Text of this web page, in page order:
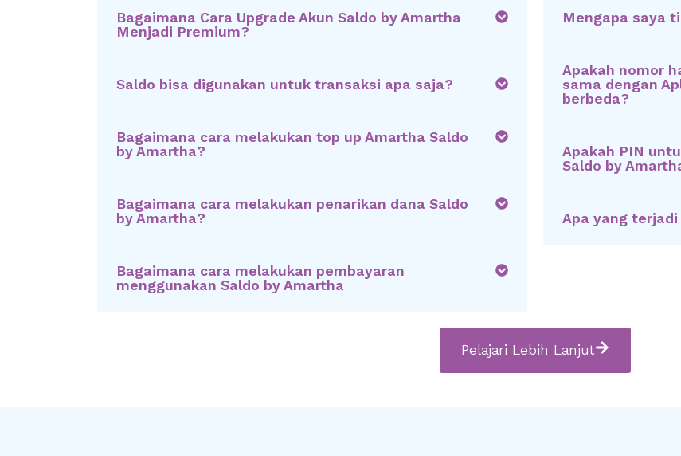
Bagaimana Cara Upgrade Akun Saldo by Amartha
Menjadi Premium?
Saldo bisa digunakan untuk transaksi apa saja?
Bagaimana cara melakukan top up Amartha Saldo
by Amartha?
Bagaimana cara melakukan penarikan dana Saldo
by Amartha?
Bagaimana cara melakukan pembayaran
menggunakan Saldo by Amartha
Mengapa saya
Apakah nomor
sama dengan
berbeda?
Apakah PIN
Saldo by
Apa yang
Pelajari Lebih Lanjut